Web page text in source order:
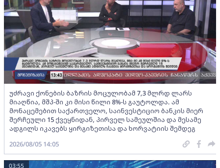
უძრავი ქონების ბაზრის მოცულობამ 7,3 მლრდ ლარს
მიაღწია, მშპ-ში კი მისი წილი 8%-ს გაუტოლდა. ამ
მონაცემებით საქართველო, საინვესტიციო ბანკის მიერ
შერჩეული 15 ქვეყნიდან, პირველ სამეულშია და მესამე
ადგილს იკავებს ყირგიზეთისა და ხორვატიის შემდეგ
2026/08/05 14:05
03:55